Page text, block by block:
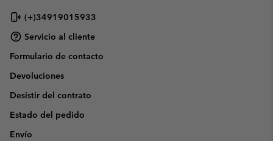
(+)34919015933
Servicio al cliente
Formulario de contacto
Devoluciones
Desistir del contrato
Estado del pedido
Envío